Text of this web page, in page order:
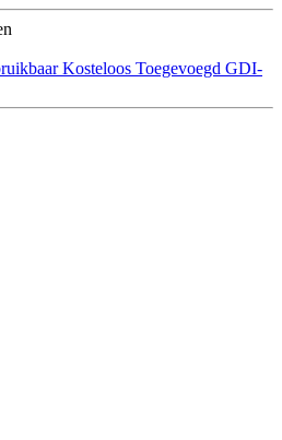
Kosteloos Toegevoegd GDI-